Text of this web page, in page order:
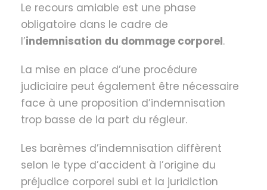
Le recours amiable est une phase
obligatoire dans le cadre de
l’indemnisation du dommage corporel.
La mise en place d’une procédure
judiciaire peut également être nécessaire
face à une proposition d’indemnisation
trop basse de la part du régleur.
Les barèmes d’indemnisation diffèrent
selon le type d’accident à l’origine du
préjudice corporel subi et la juridiction